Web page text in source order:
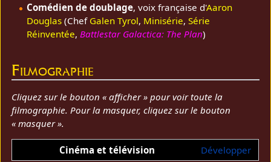
Comédien de doublage, voix française d'Aaron
Douglas(Chef Galen Tyrol, Minisérie, Série
Réinventée, Battlestar Galactica: The Plan)
Filmographie
Cliquez sur le bouton « afficher » pour voir toute la
filmographie. Pour la masquer, cliquez sur le bouton
« masquer ».
Développer
Cinéma et télévision